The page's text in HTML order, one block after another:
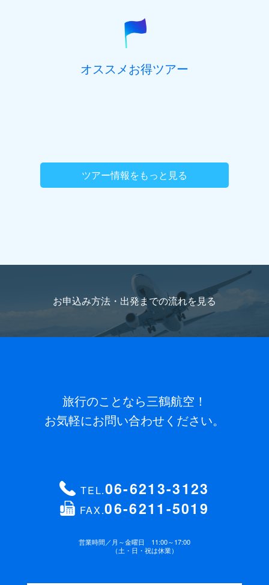
オススメお得ツアー
ツアー情報をもっと見る
お申込み方法・出発までの流れを見る
旅行のことなら三鶴航空！
お気軽にお問い合わせください。
TEL.06-6213-3123
FAX.06-6211-5019
営業時間／月～金曜日 11:00～17:00
（土・日・祝は休業）